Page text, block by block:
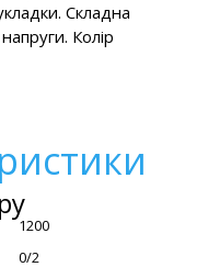
Складна
Колір
1200
0/2